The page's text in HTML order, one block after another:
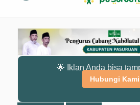
🌟 Iklan Anda bisa
Hubungi Kami